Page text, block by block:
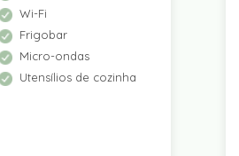
Wi-Fi
Frigobar
Micro-ondas
Utensílios de cozinha